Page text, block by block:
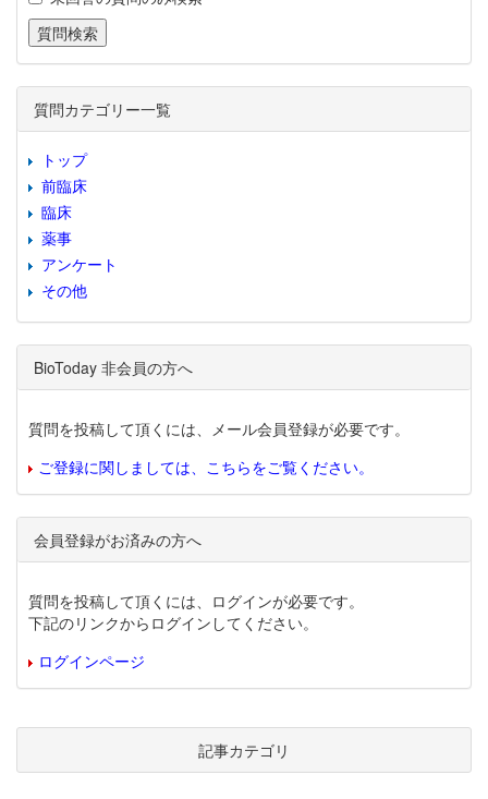
質問カテゴリー一覧
トップ
前臨床
臨床
薬事
アンケート
その他
BioToday 非会員の方へ
質問を投稿して頂くには、メール会員登録が必要です。
ご登録に関しましては、こちらをご覧ください。
会員登録がお済みの方へ
質問を投稿して頂くには、ログインが必要です。
下記のリンクからログインしてください。
ログインページ
記事カテゴリ